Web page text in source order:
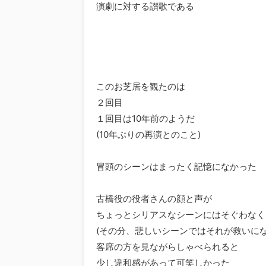
演劇に対する讃歌である
このお芝居を観たのは
２回目
１回目は10年前のようだ
(10年ぶりの再演とのこと)
冒頭のシーンはまったく記憶になかった
古橋役の役者さんの顔と声が
ちょっとシリアスなシーンにはそぐわな
(その分、悲しいシーンではそれが救いに
客席の方を見ながらしゃべられると
少し違和感があって可笑しかった